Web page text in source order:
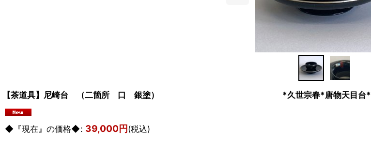
【茶道具】尼崎台 （二箇所 口 銀塗） *久世宗春*唐物天目台*
◆『現在』の価格◆: 39,000 円(税込)